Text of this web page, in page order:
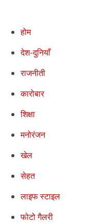
होम
देश-दुनियाँ
राजनीती
कारोबार
शिक्षा
मनोरंजन
खेल
सेहत
लाइफ स्टाइल
फोटो गैलरी